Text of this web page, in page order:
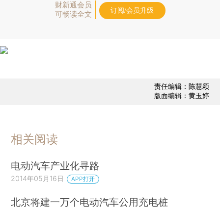
财新通会员
可畅读全文
订阅/会员升级
责任编辑：陈慧颖
版面编辑：黄玉婷
相关阅读
电动汽车产业化寻路
2014年05月16日 APP打开
北京将建一万个电动汽车公用充电桩